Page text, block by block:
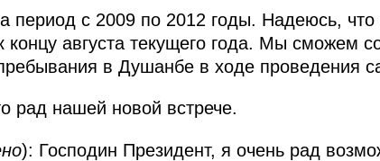
с 2009 по 2012 годы. Надеюсь, что
августа текущего года. Мы сможем
в Душанбе в ходе проведения
рад нашей новой встрече.
): Господин Президент, я очень рад